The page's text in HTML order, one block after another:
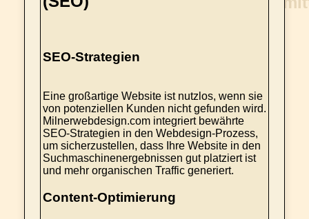
SEO-Strategien
Eine großartige Website ist nutzlos, wenn sie
von potenziellen Kunden nicht gefunden wird.
Milnerwebdesign.com integriert bewährte
SEO-Strategien in den Webdesign-Prozess,
um sicherzustellen, dass Ihre Website in den
Suchmaschinenergebnissen gut platziert ist
und mehr organischen Traffic generiert.
Content-Optimierung